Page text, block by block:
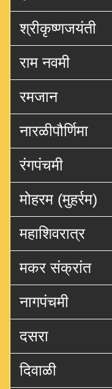
श्रीकृष्णजयंती
राम नवमी
रमजान
नारळीपौर्णिमा
रंगपंचमी
मोहरम (मुहर्रम)
महाशिवरात्र
मकर संक्रांत
नागपंचमी
दसरा
दिवाळी